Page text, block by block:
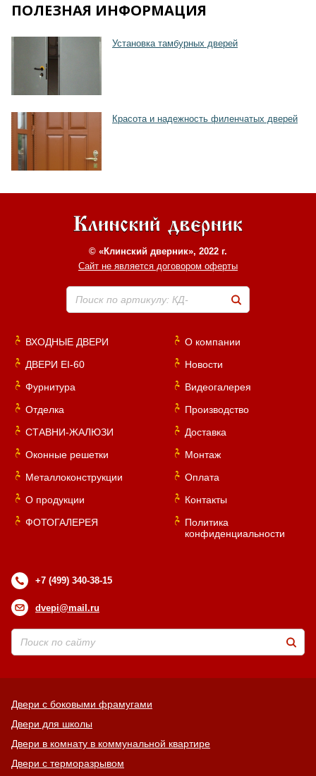
ПОЛЕЗНАЯ ИНФОРМАЦИЯ
Установка тамбурных дверей
Красота и надежность филенчатых дверей
© «Клинский дверник», 2022 г.
Сайт не является договором оферты
Поиск по артикулу: КД-
ВХОДНЫЕ ДВЕРИ
ДВЕРИ EI-60
Фурнитура
Отделка
СТАВНИ-ЖАЛЮЗИ
Оконные решетки
Металлоконструкции
О продукции
ФОТОГАЛЕРЕЯ
О компании
Новости
Видеогалерея
Производство
Доставка
Монтаж
Оплата
Контакты
Политика
конфиденциальности
+7 (499) 340-38-15
dvepi@mail.ru
Двери с боковыми фрамугами
Двери для школы
Двери в комнату в коммунальной квартире
Двери с терморазрывом